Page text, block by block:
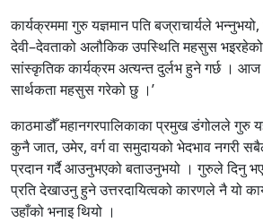
कार्यक्रममा गुरु यज्ञमान पति बज्राचार्यले
देवी–देवताको अलौकिक उपस्थिति महसुस
सांस्कृतिक कार्यक्रम अत्यन्त दुर्लभ हुने गर्छ ।
सार्थकता महसुस गरेको छु ।’
काठमाडौँ महानगरपालिकाका प्रमुख डंगोलले गुरु
कुनै जात, उमेर, वर्ग वा समुदायको भेदभाव नगरी
प्रदान गर्दै आउनुभएको बताउनुभयो । गुरुले दिनु
प्रति देखाउनु हुने उत्तरदायित्वको कारणले नै यो
उहाँको भनाइ थियो ।